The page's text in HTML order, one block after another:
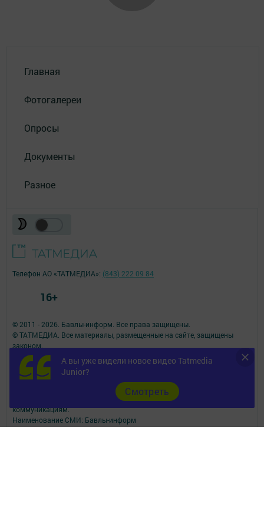
Главная
Фотогалереи
Опросы
Документы
Разное
А вы уже видели новое видео Tatmedia
Junior?
Cмотреть
© 2011 - 2026. Бавлы-информ. Все права защищены.
© ТАТМЕДИА. Все материалы, размещенные на сайте, защищены
законом.
Перепечатка, воспроизведение и распространение в любом объеме
информации,
размещенной на сайте, возможна только с письменного согласия
При поддержке Республиканского агентства по печати и массовым
коммуникациям.
Наименование СМИ: Бавлы-информ
Телефон АО «ТАТМЕДИА»: (843) 222 09 84
16+